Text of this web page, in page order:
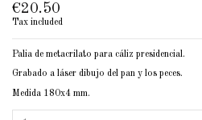
€20.50
Tax included
Palia de metacrilato para cáliz presidencial.
Grabado a láser dibujo del pan y los peces.
Medida 180x4 mm.